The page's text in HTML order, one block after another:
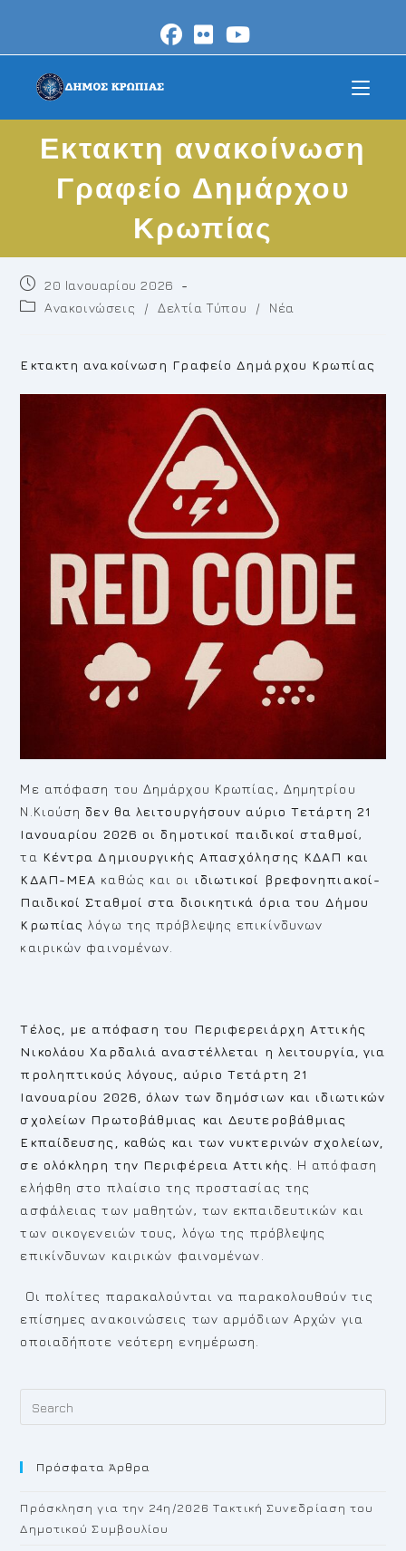
content
Eκτακτη ανακοίνωση
Γραφείο Δημάρχου
Κρωπίας
Post
published:
20 Ιανουαρίου 2026
PostΑνακοινώσεις / Δελτία Τύπου / Νέα
Eκτακτη ανακοίνωση Γραφείο Δημάρχου Κρωπίας
Με απόφαση του Δημάρχου Κρωπίας, Δημητρίου
Ν.Κιούσηδεν θα λειτουργήσουν αύριο Τετάρτη 21
Ιανουαρίου 2026 οι δημοτικοί παιδικοί σταθμοί,
τα Κέντρα Δημιουργικής Απασχόλησης ΚΔΑΠ και
ΚΔΑΠ-ΜΕΑ καθώς και οι ιδιωτικοί βρεφονηπιακοί-
Παιδικοί Σταθμοί στα διοικητικά όρια του Δήμου
Κρωπίας λόγω της πρόβλεψης επικίνδυνων
καιρικών φαινομένων.
Τέλος, με απόφαση του Περιφερειάρχη Αττικής
Νικολάου Χαρδαλιά αναστέλλεται η λειτουργία, για
προληπτικούς λόγους,
αύριο Τετάρτη 21
Ιανουαρίου 2026,όλων των δημόσιων και ιδιωτικών
σχολείων Πρωτοβάθμιας και Δευτεροβάθμιας
Εκπαίδευσης, καθώς και των νυκτερινών σχολείων,
σε ολόκληρη την Περιφέρεια Αττικής
. Η απόφαση
ελήφθη στο πλαίσιο της προστασίας της
ασφάλειας των μαθητών, των εκπαιδευτικών και
των οικογενειών τους, λόγω της πρόβλεψης
επικίνδυνων καιρικών φαινομένων.
Οι πολίτες παρακαλούνται να παρακολουθούν τις
επίσημες ανακοινώσεις των αρμόδιων Αρχών για
οποιαδήποτε νεότερη ενημέρωση.
Πρόσφατα Άρθρα
Πρόσκληση για την 24η/2026 Τακτική Συνεδρίαση του
Δημοτικού Συμβουλίου